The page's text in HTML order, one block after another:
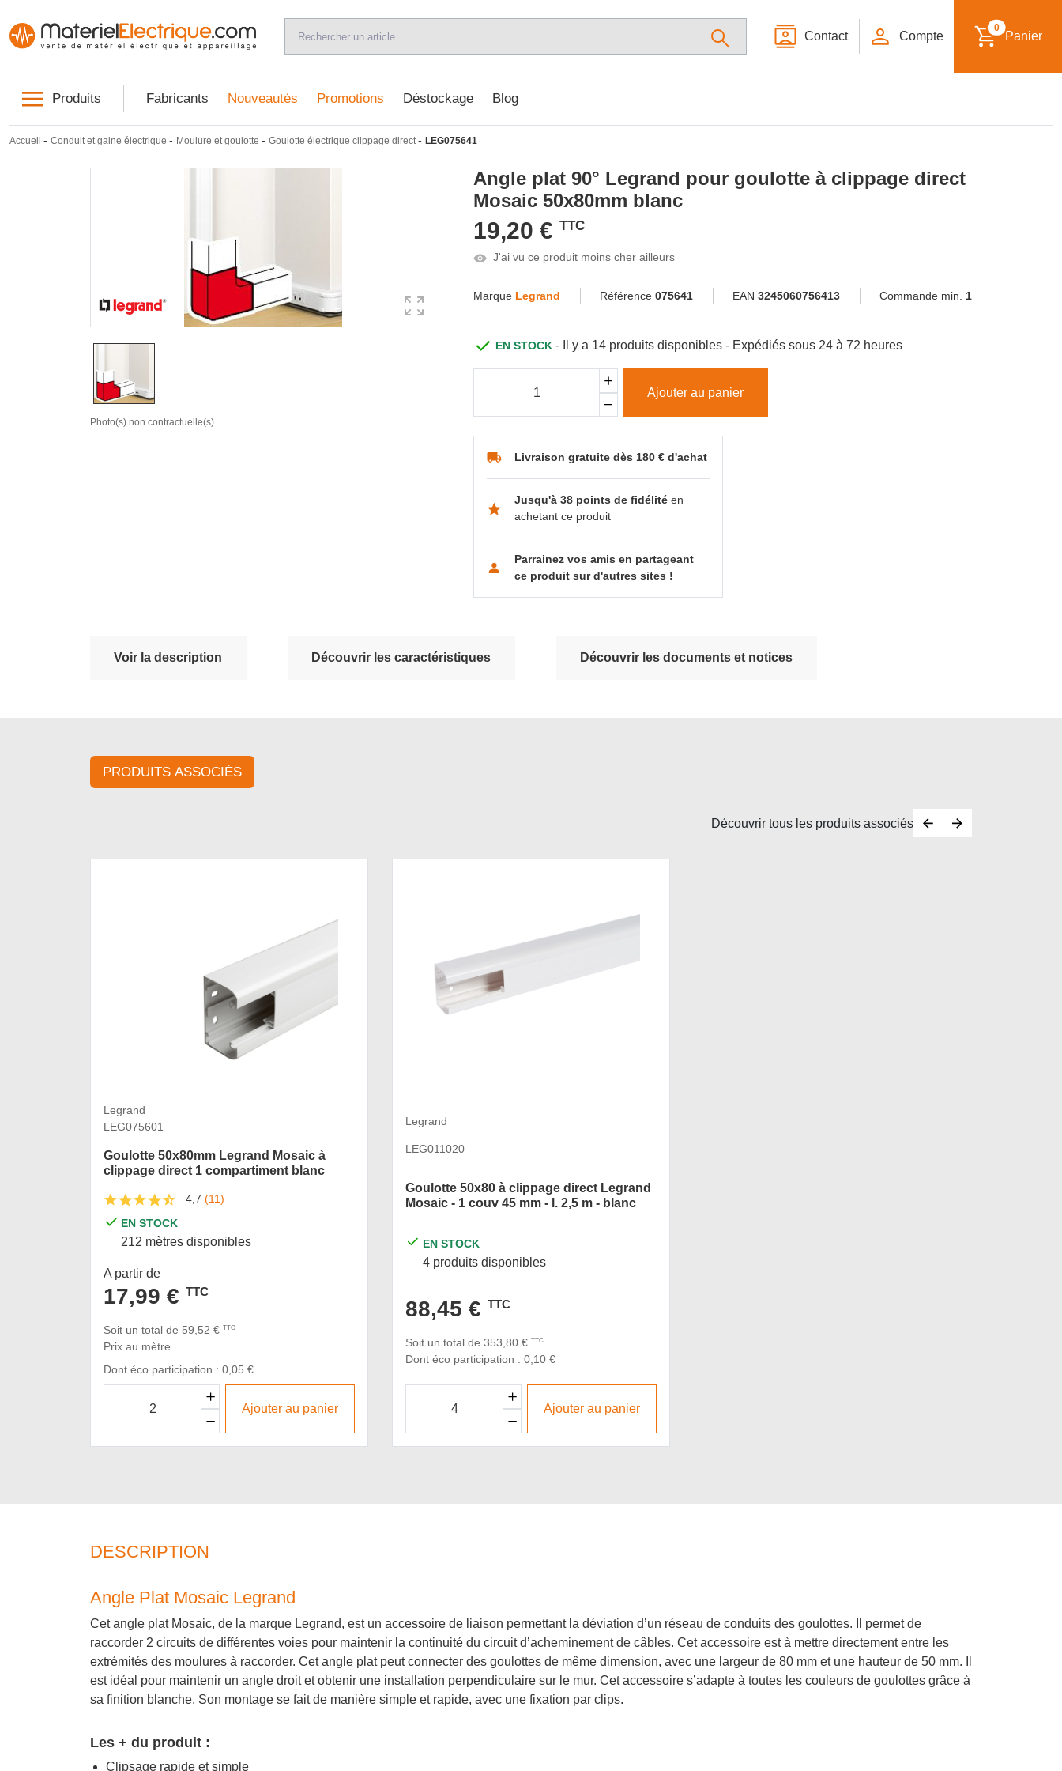
Contact Compte
0
Panier
Produits Fabricants Nouveautés Promotions Déstockage Blog
Accueil - Conduit et gaine électrique - Moulure et goulotte - Goulotte électrique clippage direct - LEG075641
Photo(s) non contractuelle(s)
Angle plat 90° Legrand pour goulotte à clippage direct
Mosaic 50x80mm blanc
19,20 € TTC
J'ai vu ce produit moins cher ailleurs
Marque Legrand Référence 075641 EAN 3245060756413 Commande min. 1
EN STOCK- Il y a 14 produits disponibles - Expédiés sous 24 à 72 heures
Ajouter au panier
Livraison gratuite dès 180 € d'achat
Jusqu'à 38 points de fidélitéen
achetant ce produit
Parrainez vos amis en partageant
ce produit sur d'autres sites !
Voir la description Découvrir les caractéristiques Découvrir les documents et notices
PRODUITS ASSOCIÉS
Découvrir tous les produits associés
Legrand
LEG075601
Goulotte 50x80mm Legrand Mosaic à
clippage direct 1 compartiment blanc
4,7 (11)
EN STOCK
212 mètres disponibles
A partir de
17,99 € TTC
Soit un total de 59,52 € TTC
Prix au mètre
Dont éco participation : 0,05 €
Ajouter au panier
Legrand
LEG011020
Goulotte 50x80 à clippage direct Legrand
Mosaic - 1 couv 45 mm - l. 2,5 m - blanc
EN STOCK
4 produits disponibles
88,45 € TTC
Soit un total de 353,80 € TTC
Dont éco participation : 0,10 €
Ajouter au panier
DESCRIPTION
Angle Plat Mosaic Legrand
Cet angle plat Mosaic, de la marque Legrand, est un accessoire de liaison permettant la déviation d’un réseau de conduits des goulottes. Il permet de
raccorder 2 circuits de différentes voies pour maintenir la continuité du circuit d’acheminement de câbles. Cet accessoire est à mettre directement entre les
extrémités des moulures à raccorder. Cet angle plat peut connecter des goulottes de même dimension, avec une largeur de 80 mm et une hauteur de 50 mm. Il
est idéal pour maintenir un angle droit et obtenir une installation perpendiculaire sur le mur. Cet accessoire s’adapte à toutes les couleurs de goulottes grâce à
sa finition blanche. Son montage se fait de manière simple et rapide, avec une fixation par clips.
Les + du produit :
Clipsage rapide et simple